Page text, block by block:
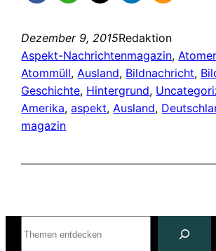
Dezember 9, 2015Redaktion
Aspekt-Nachrichtenmagazin,
Atommüll, Ausland, Bildnachricht,
Geschichte, Hintergrund,
Amerika, aspekt, Ausland,
magazin